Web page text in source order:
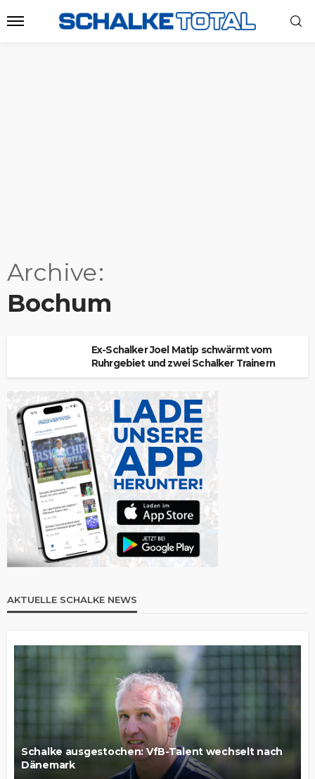
Archive
Bochum
Ex-Schalker Joel Matip schwärmt vom
Ruhrgebiet und zwei Schalker Trainern
AKTUELLE SCHALKE NEWS
Schalke ausgestochen: VfB-Talent wechselt nach
Dänemark